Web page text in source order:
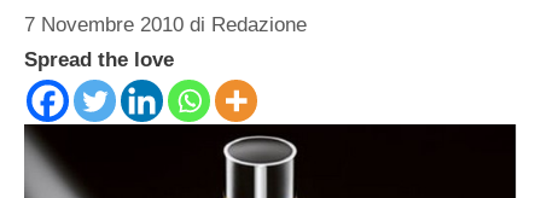
7 Novembre 2010 di Redazione
Spread the love